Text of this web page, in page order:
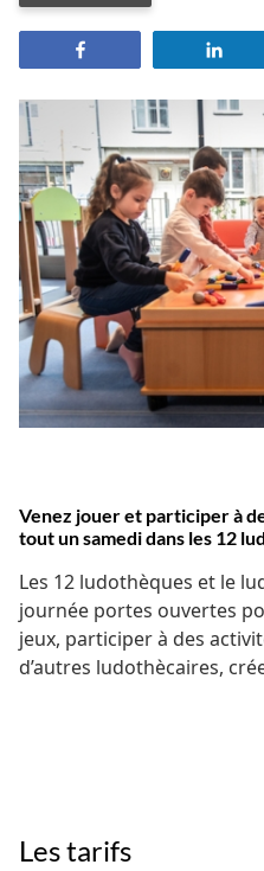
Venez jouer et participer à
tout un samedi dans les 12
Les 12 ludothèques et le
journée portes ouvertes
jeux, participer à des
d’autres ludothècaires,
Les tarifs